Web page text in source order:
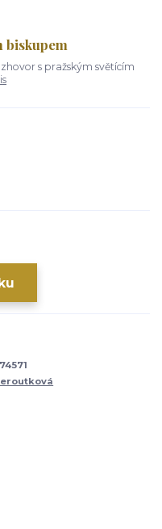
biskupem
s pražským světícím